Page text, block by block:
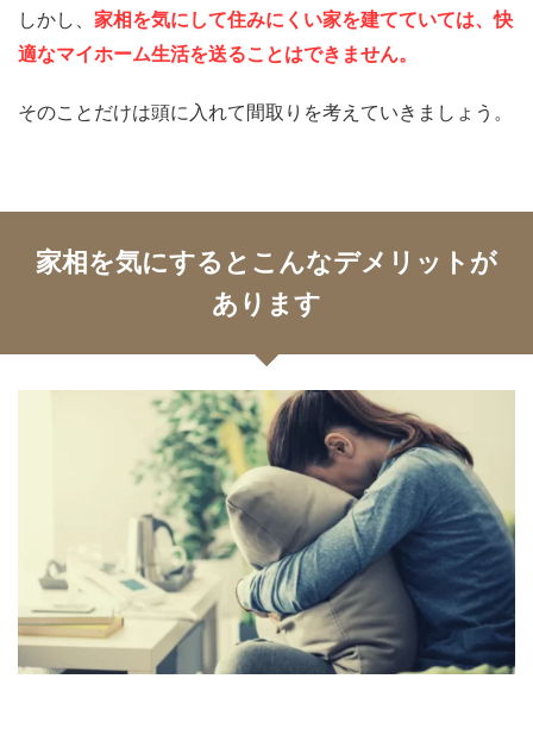
しかし、 家相を気にして住みにくい家を建てていては、快
適なマイホーム生活を送ることはできません。
そのことだけは頭に入れて間取りを考えていきましょう。
家相を気にするとこんなデメリットが
あります